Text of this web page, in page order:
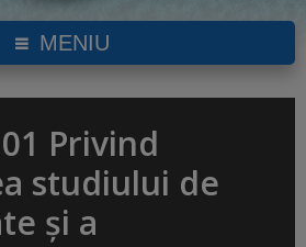
MENIU
Privind
studiului de
și a